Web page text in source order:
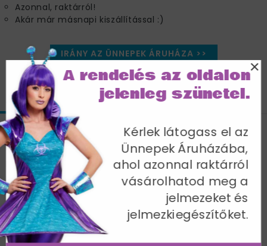
Azonnal, raktárról!
Akár már másnapi kiszállítással :)
IRÁNY AZ ÜNNEPEK ÁRUHÁZA >>
JELLEMZŐK MÉRETTÁBLÁZAT
Szexi Kék-Fehér Matróz Jelmez Nőknek
Fűzővel és Tütü Szoknyával - S
Mellbőség 88-9 cm | Derékbőség 67-7 cm | Csípőméret
94-97 cm | Belső lábhossz 82 cm
Cikkszám: 42329S
Kérlek látogass el az
Ünnepek Áruházába,
ahol azonnal raktárról
vásárolhatod meg a
jelmezeket és
jelmezkiegészítőket.
A rendelés az oldalon
jelenleg szünetel.
×